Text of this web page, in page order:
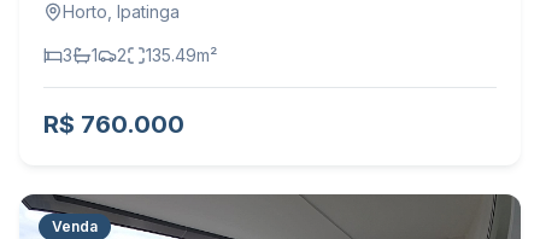
Horto, Ipatinga
3 1 2 135.49m²
R$ 760.000
Venda